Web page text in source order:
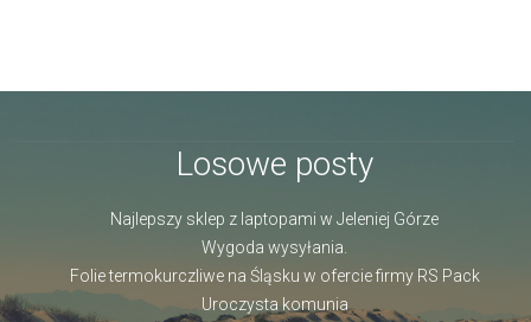
Losowe posty
Najlepszy sklep z laptopami w Jeleniej Górze
Wygoda wysyłania.
Folie termokurczliwe na Śląsku w ofercie firmy RS Pack
Uroczysta komunia